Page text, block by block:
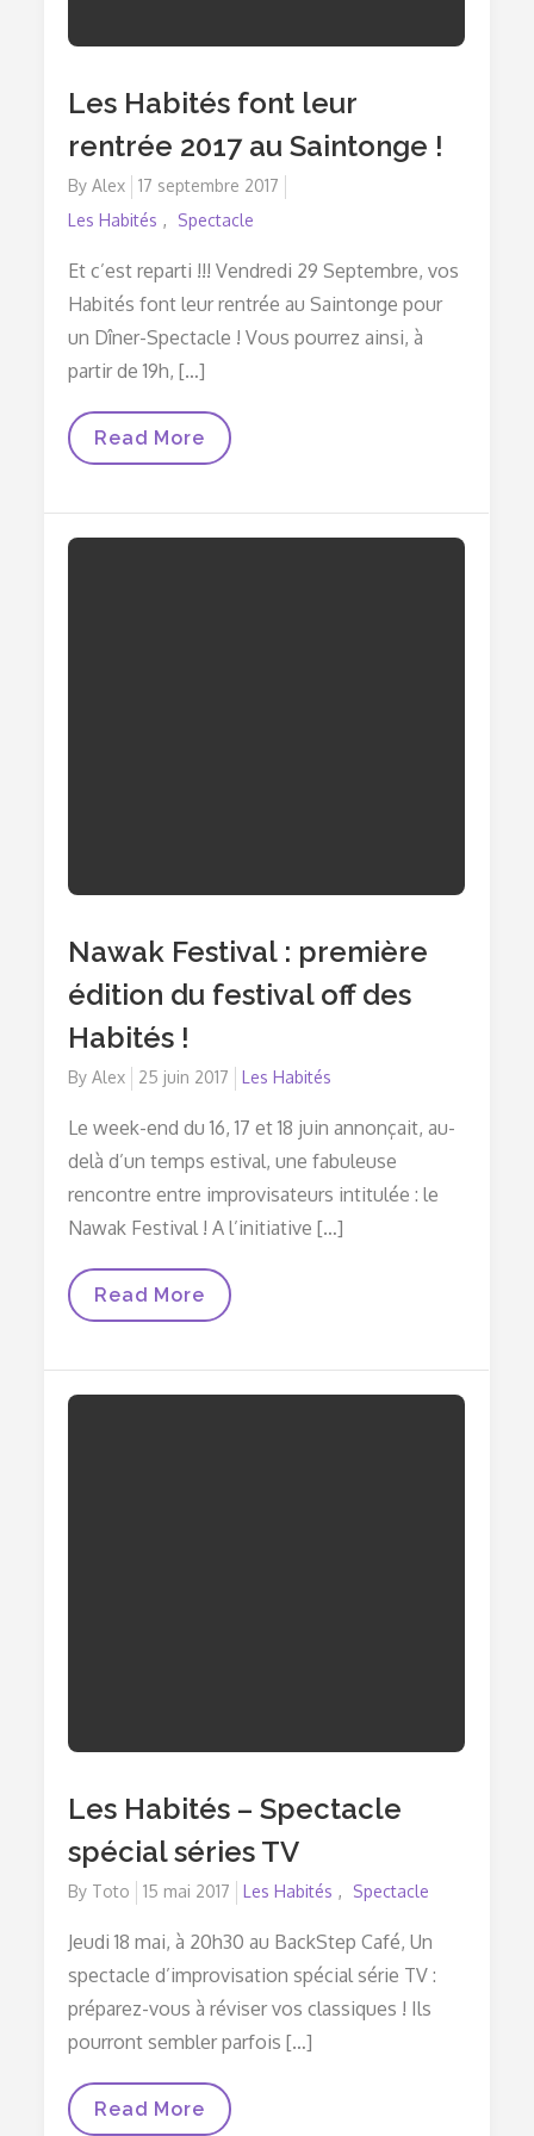
Les Habités font leur
rentrée 2017 au Saintonge !
ByAlex
Posted
on
17 septembre 2017
Les Habités
Spectacle
Et c’est reparti !!! Vendredi 29 Septembre, vos
Habités font leur rentrée au Saintonge pour
un Dîner-Spectacle ! Vous pourrez ainsi, à
partir de 19h, […]
Les
Habités
Rentrée
2017
Read More
Nawak Festival : première
édition du festival off des
Habités !
ByAlex
Posted
25 juin 2017 Les Habités
Le week-end du 16, 17 et 18 juin annonçait, au-
delà d’un temps estival, une fabuleuse
rencontre entre improvisateurs intitulée : le
Nawak Festival ! A l’initiative […]
Nawak
Festival
Édition
Du
Read More
Les Habités – Spectacle
spécial séries TV
By Toto
Posted
15 mai 2017 Les Habités Spectacle
Jeudi 18 mai, à 20h30 au BackStep Café, Un
spectacle d’improvisation spécial série TV :
préparez-vous à réviser vos classiques ! Ils
pourront sembler parfois […]
Les
Habités
Read More